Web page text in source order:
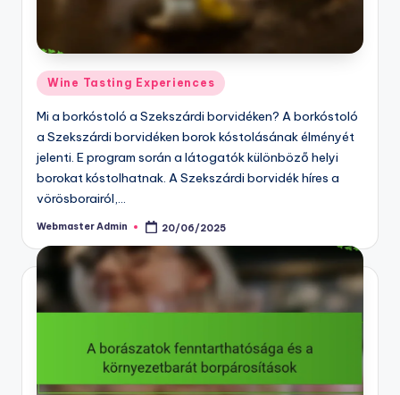
Posted
in
Wine Tasting Experiences
Mi a borkóstoló a Szekszárdi borvidéken? A borkóstoló
a Szekszárdi borvidéken borok kóstolásának élményét
jelenti. E program során a látogatók különböző helyi
borokat kóstolhatnak. A Szekszárdi borvidék híres a
vörösborairól,…
Posted
Webmaster Admin 20/06/2025